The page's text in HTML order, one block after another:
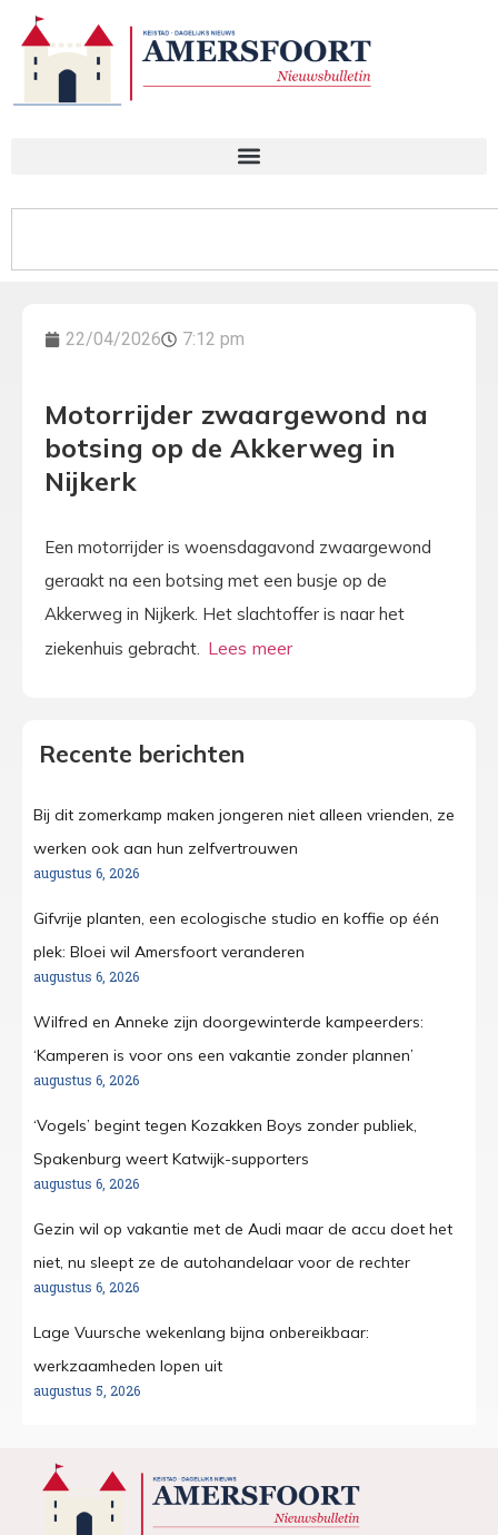
22/04/2026 7:12 pm
Motorrijder zwaargewond na
botsing op de Akkerweg in
Nijkerk
Een motorrijder is woensdagavond zwaargewond
geraakt na een botsing met een busje op de
Akkerweg in Nijkerk. Het slachtoffer is naar het
ziekenhuis gebracht.
Recente berichten
Bij dit zomerkamp maken jongeren niet alleen vrienden, ze
werken ook aan hun zelfvertrouwen
augustus 6, 2026
Gifvrije planten, een ecologische studio en koffie op één
plek: Bloei wil Amersfoort veranderen
augustus 6, 2026
Wilfred en Anneke zijn doorgewinterde kampeerders:
‘Kamperen is voor ons een vakantie zonder plannen’
augustus 6, 2026
‘Vogels’ begint tegen Kozakken Boys zonder publiek,
Spakenburg weert Katwijk-supporters
augustus 6, 2026
Gezin wil op vakantie met de Audi maar de accu doet het
niet, nu sleept ze de autohandelaar voor de rechter
augustus 6, 2026
Lage Vuursche wekenlang bijna onbereikbaar:
werkzaamheden lopen uit
augustus 5, 2026